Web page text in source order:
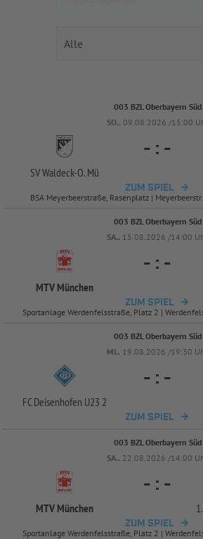
003 BZL Oberbayern Süd
SO.. 09.08.2026 /15:00
SV Waldeck-O. Mü
- : -
ZUM SPIEL
BSA Meyerbeerstraße, Rasenplatz |
003 BZL Oberbayern Süd
SA.. 15.08.2026 /14:00
MTV München
- : -
ZUM SPIEL
Sportanlage Werdenfelsstraße, Platz 2 |
003 BZL Oberbayern Süd
MI.. 19.08.2026 /19:30
FC Deisenhofen U23 2
- : -
ZUM SPIEL
003 BZL Oberbayern Süd
SA.. 22.08.2026 /14:00
MTV München
- : -
ZUM SPIEL
Sportanlage Werdenfelsstraße, Platz 2 |